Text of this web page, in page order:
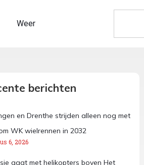
Weer
berichten
en Drenthe strijden alleen nog met
WK wielrennen in 2032
6, 2026
gaat met helikopters boven Het